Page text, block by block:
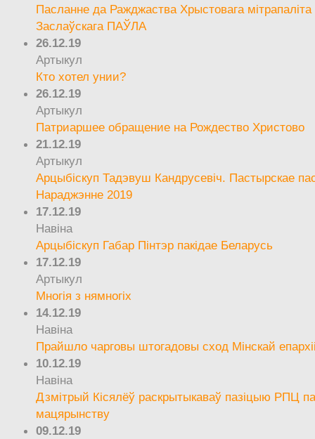
Пасланне да Ражджаства Хрыстовага мітрапаліта
Заслаўскага ПАЎЛА
26.12.19
Артыкул
Кто хотел унии?
26.12.19
Артыкул
Патриаршее обращение на Рождество Христово
21.12.19
Артыкул
Арцыбіскуп Тадэвуш Кандрусевіч. Пастырскае
Нараджэнне 2019
17.12.19
Навіна
Арцыбіскуп Габар Пінтэр пакідае Беларусь
17.12.19
Артыкул
Многія з нямногіх
14.12.19
Навіна
Прайшло чарговы штогадовы сход Мінскай
10.12.19
Навіна
Дзмітрый Кісялёў раскрытыкаваў пазіцыю РПЦ
мацярынству
09.12.19